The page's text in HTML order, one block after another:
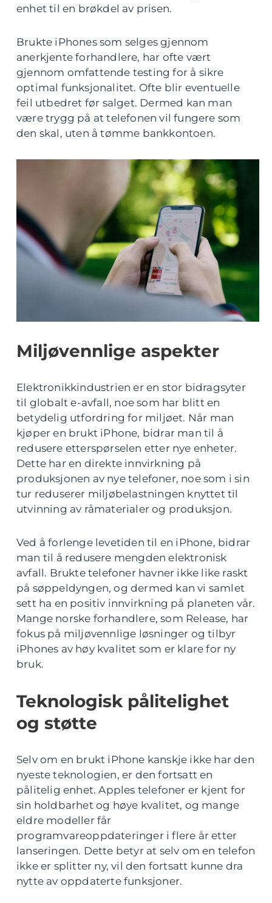
enhet til en brøkdel av prisen.
Brukte iPhones som selges gjennom
anerkjente forhandlere, har ofte vært
gjennom omfattende testing for å sikre
optimal funksjonalitet. Ofte blir eventuelle
feil utbedret før salget. Dermed kan man
være trygg på at telefonen vil fungere som
den skal, uten å tømme bankkontoen.
Miljøvennlige aspekter
Elektronikkindustrien er en stor bidragsyter
til globalt e-avfall, noe som har blitt en
betydelig utfordring for miljøet. Når man
kjøper en brukt iPhone, bidrar man til å
redusere etterspørselen etter nye enheter.
Dette har en direkte innvirkning på
produksjonen av nye telefoner, noe som i sin
tur reduserer miljøbelastningen knyttet til
utvinning av råmaterialer og produksjon.
Ved å forlenge levetiden til en iPhone, bidrar
man til å redusere mengden elektronisk
avfall. Brukte telefoner havner ikke like raskt
på søppeldyngen, og dermed kan vi samlet
sett ha en positiv innvirkning på planeten vår.
Mange norske forhandlere, som Release, har
fokus på miljøvennlige løsninger og tilbyr
iPhones av høy kvalitet som er klare for ny
bruk.
Teknologisk pålitelighet
og støtte
Selv om en brukt iPhone kanskje ikke har den
nyeste teknologien, er den fortsatt en
pålitelig enhet. Apples telefoner er kjent for
sin holdbarhet og høye kvalitet, og mange
eldre modeller får
programvareoppdateringer i flere år etter
lanseringen. Dette betyr at selv om en telefon
ikke er splitter ny, vil den fortsatt kunne dra
nytte av oppdaterte funksjoner.